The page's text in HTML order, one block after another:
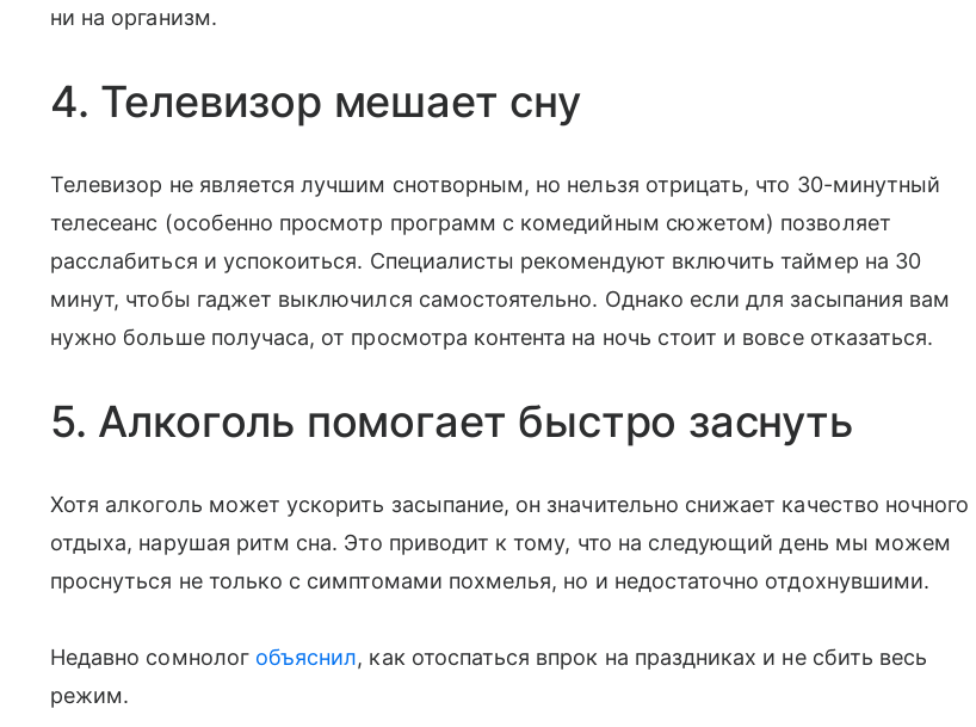
ни на организм.
4. Телевизор мешает сну
Телевизор не является лучшим снотворным, но нельзя отрицать, что 30-минутный
телесеанс (особенно просмотр программ с комедийным сюжетом) позволяет
расслабиться и успокоиться. Специалисты рекомендуют включить таймер на 30
минут, чтобы гаджет выключился самостоятельно. Однако если для засыпания вам
нужно больше получаса, от просмотра контента на ночь стоит и вовсе отказаться.
5. Алкоголь помогает быстро заснуть
Хотя алкоголь может ускорить засыпание, он значительно снижает качество ночного
отдыха, нарушая ритм сна. Это приводит к тому, что на следующий день мы можем
проснуться не только с симптомами похмелья, но и недостаточно отдохнувшими.
Недавно сомнолог объяснил, как отоспаться впрок на праздниках и не сбить весь
режим.